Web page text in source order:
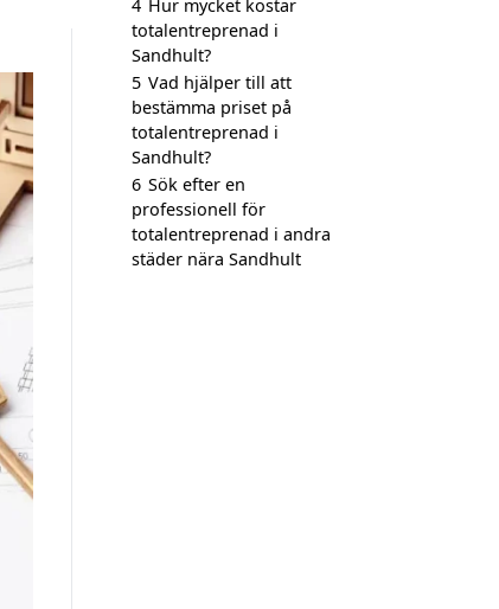
4 Hur mycket kostar
totalentreprenad i
Sandhult?
5 Vad hjälper till att
bestämma priset på
totalentreprenad i
Sandhult?
6 Sök efter en
professionell för
totalentreprenad i andra
städer nära Sandhult